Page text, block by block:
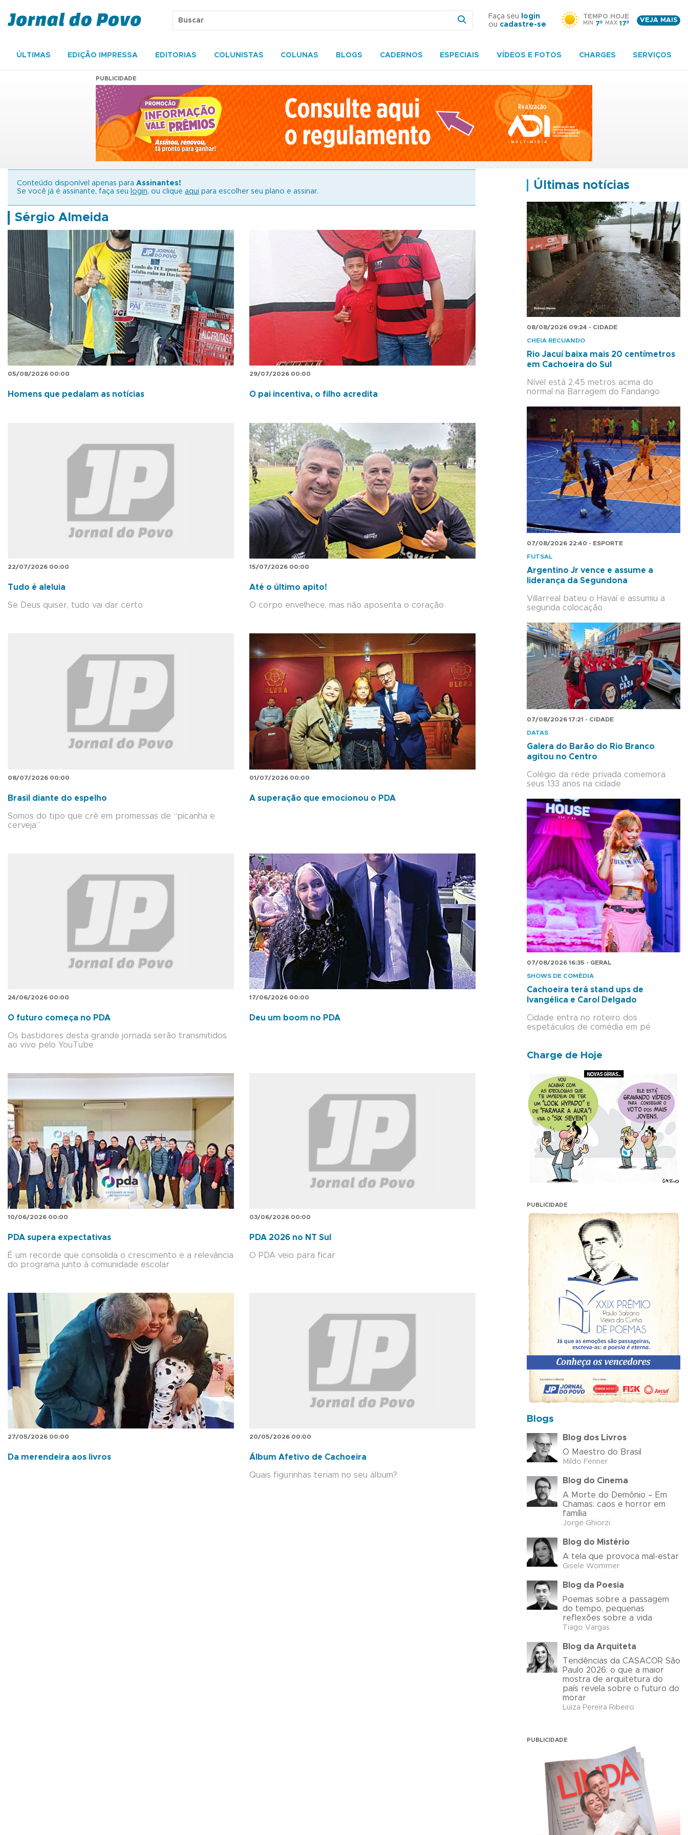
Faça seu
login
ou cadastre-se
TEMPO HOJE
MIN 7º MAX 17º
VEJA MAIS
ÚLTIMAS EDIÇÃO IMPRESSA EDITORIAS COLUNISTAS COLUNAS BLOGS CADERNOS ESPECIAIS VÍDEOS E FOTOS CHARGES SERVIÇOS
PUBLICIDADE
Conteúdo disponível apenas para Assinantes!
Se você já é assinante, faça seu
login, ou clique aqui para escolher seu plano e assinar.
Sérgio Almeida
05/08/2026 00:00
Homens que pedalam as notícias
29/07/2026 00:00
O pai incentiva, o filho acredita
22/07/2026 00:00
Tudo é aleluia
Se Deus quiser, tudo vai dar certo
15/07/2026 00:00
Até o último apito!
O corpo envelhece, mas não aposenta o coração
08/07/2026 00:00
Brasil diante do espelho
Somos do tipo que crê em promessas de “picanha e
cerveja”
01/07/2026 00:00
A superação que emocionou o PDA
24/06/2026 00:00
O futuro começa no PDA
Os bastidores desta grande jornada serão transmitidos
ao vivo pelo YouTube
17/06/2026 00:00
Deu um boom no PDA
10/06/2026 00:00
PDA supera expectativas
É um recorde que consolida o crescimento e a relevância
do programa junto à comunidade escolar
03/06/2026 00:00
PDA 2026 no NT Sul
O PDA veio para ficar
27/05/2026 00:00
Da merendeira aos livros
20/05/2026 00:00
Álbum Afetivo de Cachoeira
Quais figurinhas teriam no seu álbum?
Últimas notícias
08/08/2026 09:24 - CIDADE
CHEIA RECUANDO
Rio Jacuí baixa mais 20 centímetros
em Cachoeira do Sul
Nível está 2,45 metros acima do
normal na Barragem do Fandango
07/08/2026 22:40 - ESPORTE
FUTSAL
Argentino Jr vence e assume a
liderança da Segundona
Villarreal bateu o Havaí e assumiu a
segunda colocação
07/08/2026 17:21 - CIDADE
DATAS
Galera do Barão do Rio Branco
agitou no Centro
Colégio da rede privada comemora
seus 133 anos na cidade
07/08/2026 16:35 - GERAL
SHOWS DE COMÉDIA
Cachoeira terá stand ups de
Ivangélica e Carol Delgado
Cidade entra no roteiro dos
espetáculos de comédia em pé
Charge de Hoje
PUBLICIDADE
Blogs
Blog dos Livros
O Maestro do Brasil
Mildo Fenner
Blog do Cinema
A Morte do Demônio – Em
Chamas: caos e horror em
família
Jorge Ghiorzi
Blog do Mistério
A tela que provoca mal-estar
Gisele Wommer
Blog da Poesia
Poemas sobre a passagem
do tempo, pequenas
reflexões sobre a vida
Tiago Vargas
Blog da Arquiteta
Tendências da CASACOR São
Paulo 2026: o que a maior
mostra de arquitetura do
país revela sobre o futuro do
morar
Luiza Pereira Ribeiro
PUBLICIDADE